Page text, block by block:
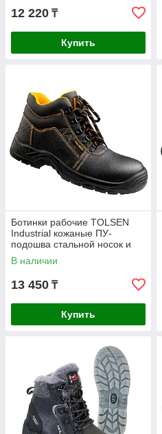
12 220 ₸
Купить
Ботинки рабочие TOLSEN
Industrial кожаные ПУ-
подошва стальной носок и
стелька р.44 45356
В наличии
13 450 ₸
Купить